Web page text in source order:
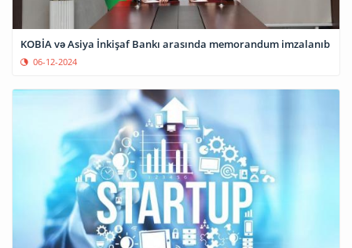
KOBİA və Asiya İnkişaf Bankı arasında memorandum imzalanıb
06-12-2024